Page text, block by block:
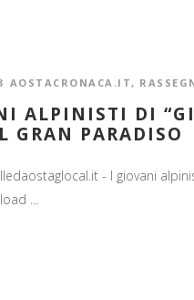
AOSTACRONACA.IT ,
ALPINISTI DI
GRAN PARADISO
- I giovani
...